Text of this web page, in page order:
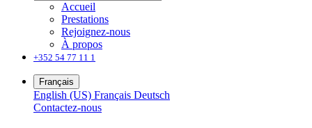
Accueil
Prestations
Rejoignez-nous
À propos
+352 54 77 11 1
Français
English (US) Français Deutsch
Contactez-nous